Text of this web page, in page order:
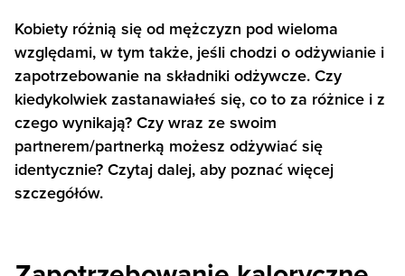
Kobiety różnią się od mężczyzn pod wieloma
względami, w tym także, jeśli chodzi o odżywianie i
zapotrzebowanie na składniki odżywcze. Czy
kiedykolwiek zastanawiałeś się, co to za różnice i z
czego wynikają? Czy wraz ze swoim
partnerem/partnerką możesz odżywiać się
identycznie? Czytaj dalej, aby poznać więcej
szczegółów.